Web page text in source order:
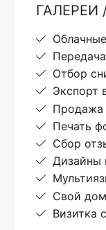
ГАЛЕРЕИ /
Отбор
Экспорт
Продажа
Печать
Сбор
Дизайны
Свой
Визитка